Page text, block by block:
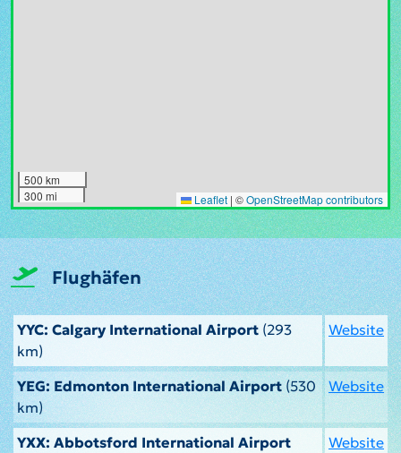
500 km
300 mi
Leaflet | ©OpenStreetMap contributors
Flughäfen
YYC: Calgary International Airport (293
km)
Website
YEG: Edmonton International Airport(530
km)
Website
YXX: Abbotsford International Airport
Website